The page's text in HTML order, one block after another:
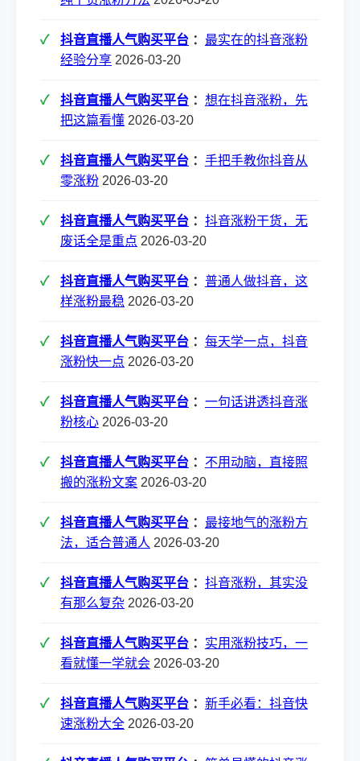
抖音直播人气购买平台 ： 最实在的抖音涨粉
经验分享 2026-03-20
抖音直播人气购买平台 ： 想在抖音涨粉，先
把这篇看懂 2026-03-20
抖音直播人气购买平台 ： 手把手教你抖音从
零涨粉 2026-03-20
抖音直播人气购买平台 ： 抖音涨粉干货，无
废话全是重点 2026-03-20
抖音直播人气购买平台 ： 普通人做抖音，这
样涨粉最稳 2026-03-20
抖音直播人气购买平台 ： 每天学一点，抖音
涨粉快一点 2026-03-20
抖音直播人气购买平台 ： 一句话讲透抖音涨
粉核心 2026-03-20
抖音直播人气购买平台 ： 不用动脑，直接照
搬的涨粉文案 2026-03-20
抖音直播人气购买平台 ： 最接地气的涨粉方
法，适合普通人 2026-03-20
抖音直播人气购买平台 ： 抖音涨粉，其实没
有那么复杂 2026-03-20
抖音直播人气购买平台 ： 实用涨粉技巧，一
看就懂一学就会 2026-03-20
抖音直播人气购买平台 ： 新手必看：抖音快
速涨粉大全 2026-03-20